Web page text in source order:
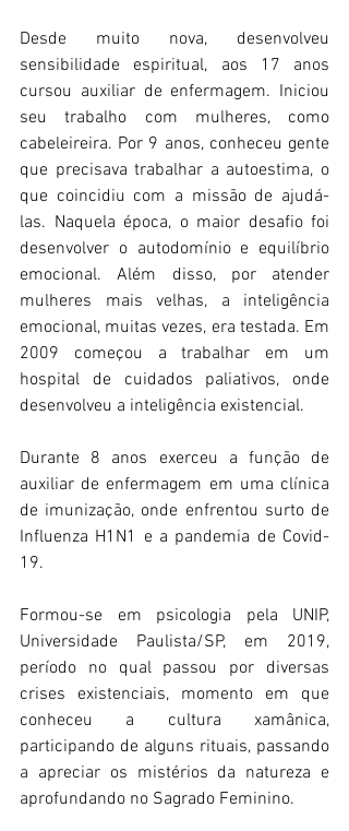
Desde muito nova, desenvolveu
sensibilidade espiritual, aos 17 anos
cursou auxiliar de enfermagem. Iniciou
seu trabalho com mulheres, como
cabeleireira. Por 9 anos, conheceu gente
que precisava trabalhar a autoestima, o
que coincidiu com a missão de ajudá-
las. Naquela época, o maior desafio foi
desenvolver o autodomínio e equilíbrio
emocional. Além disso, por atender
mulheres mais velhas, a inteligência
emocional, muitas vezes, era testada. Em
2009 começou a trabalhar em um
hospital de cuidados paliativos, onde
desenvolveu a inteligência existencial.
Durante 8 anos exerceu a função de
auxiliar de enfermagem em uma clínica
de imunização, onde enfrentou surto de
Influenza H1N1 e a pandemia de Covid-
19.
Formou-se em psicologia pela UNIP,
Universidade Paulista/SP, em 2019,
período no qual passou por diversas
crises existenciais, momento em que
conheceu a cultura xamânica,
participando de alguns rituais, passando
a apreciar os mistérios da natureza e
aprofundando no Sagrado Feminino.